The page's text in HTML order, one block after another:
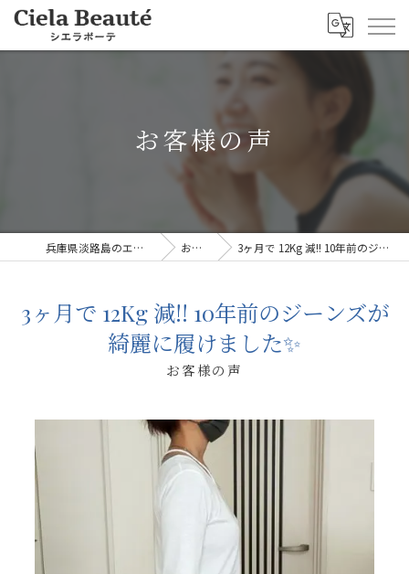
お客様の声
兵庫県淡路島のエステならシエラボーテ お客様の声 3ヶ月で 12Kg 減!! 10年前のジーンズが綺麗に履けました✨
お客様の声
3ヶ月で 12Kg 減!! 10年前のジーンズが
綺麗に履けました✨